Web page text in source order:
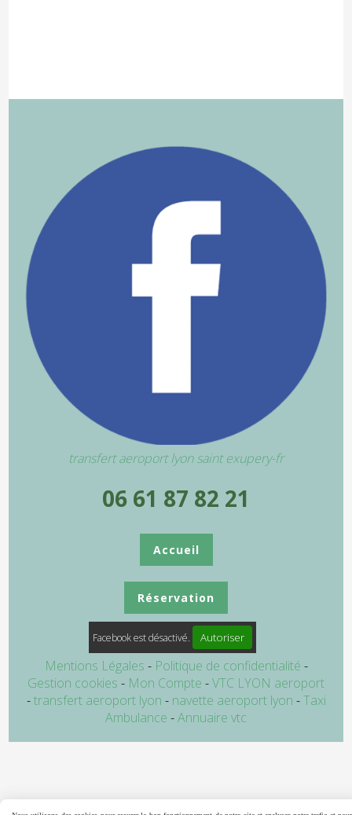
transfert aeroport lyon saint exupery-fr
06 61 87 82 21
Accueil
Réservation
Facebook est désactivé. Autoriser
Mentions Légales
Politique de confidentialité
Gestion cookies
Mon Compte
VTC LYON aeroport
transfert aeroport lyon
navette aeroport lyon
Taxi
Ambulance
Annuaire vtc